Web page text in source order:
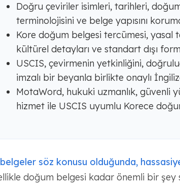
Doğru çeviriler isimleri, tarihleri,
terminolojisini ve belge yapısını
Kore doğum belgesi tercümesi, yasal
kültürel detayları ve standart dışı
USCIS, çevirmenin yetkinliğini,
imzalı bir beyanla birlikte onaylı
MotaWord, hukuki uzmanlık, güvenli
hizmet ile USCIS uyumlu Korece
söz konusu olduğunda,
doğum belgesi kadar önemli bir